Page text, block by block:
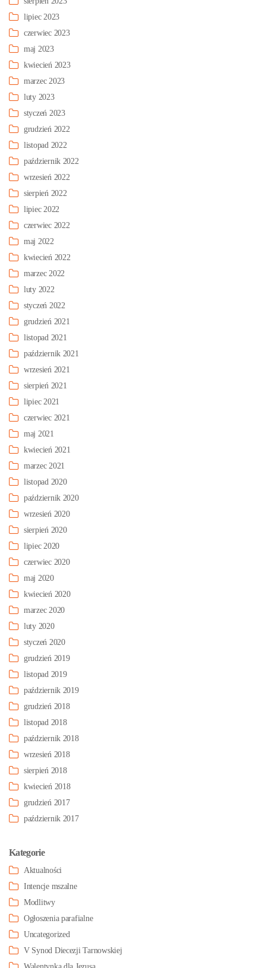
lipiec 2023
czerwiec 2023
maj 2023
kwiecień 2023
marzec 2023
luty 2023
styczeń 2023
grudzień 2022
listopad 2022
październik 2022
wrzesień 2022
sierpień 2022
lipiec 2022
czerwiec 2022
maj 2022
kwiecień 2022
marzec 2022
luty 2022
styczeń 2022
grudzień 2021
listopad 2021
październik 2021
wrzesień 2021
sierpień 2021
lipiec 2021
czerwiec 2021
maj 2021
kwiecień 2021
marzec 2021
listopad 2020
październik 2020
wrzesień 2020
sierpień 2020
lipiec 2020
czerwiec 2020
maj 2020
kwiecień 2020
marzec 2020
luty 2020
styczeń 2020
grudzień 2019
listopad 2019
październik 2019
grudzień 2018
listopad 2018
październik 2018
wrzesień 2018
sierpień 2018
kwiecień 2018
grudzień 2017
październik 2017
Kategorie
Aktualności
Intencje mszalne
Modlitwy
Ogłoszenia parafialne
Uncategorized
V Synod Diecezji Tarnowskiej